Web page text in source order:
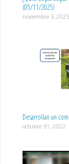
(05/11/2025)
noviembre 3, 2025
Desarrollan un
octubre 31, 2022